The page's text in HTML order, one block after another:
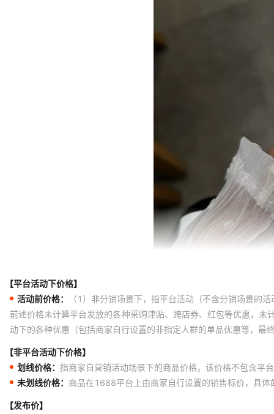
【平台活动下价格】
活动前价格：
（1）非分销场景下，指平台活动（不含分销场景的
前述价格未计算平台发放的各种采购津贴、跨店券、红包等优惠，
动下的各种优惠（包括商家自行设置的非指定人群的单品优惠等，
【非平台活动下价格】
划线价格： 指商家自营销活动场景下的商品价格，该价格不包含平
未划线价格： 商品在1688平台上由商家自行设置的销售标价，具
【发布价】